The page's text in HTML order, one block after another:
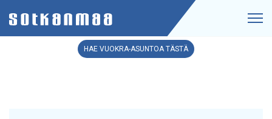
HAE VUOKRA-ASUNTOA TÄSTÄ